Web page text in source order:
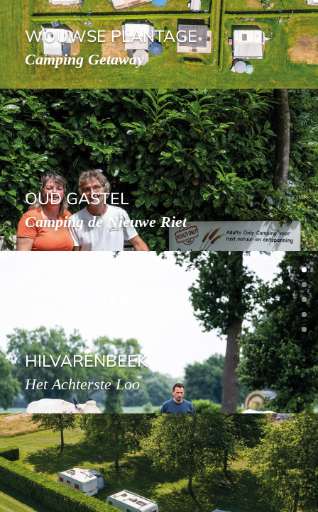
WOUWSE PLANTAGE
Camping Getaway
OUD GASTEL
Camping de Nieuwe Riet
HILVARENBEEK
Het Achterste Loo